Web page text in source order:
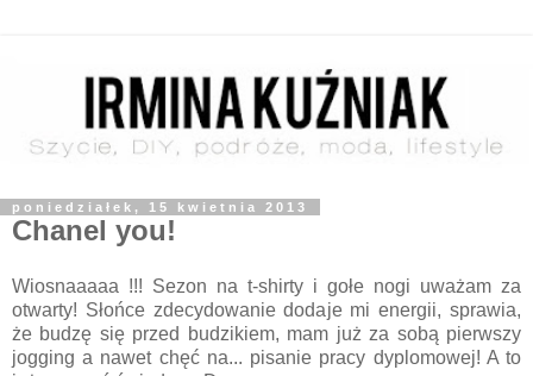
poniedziałek, 15 kwietnia 2013
Chanel you!
Wiosnaaaaa !!! Sezon na t-shirty i gołe nogi uważam za
otwarty! Słońce zdecydowanie dodaje mi energii, sprawia,
że budzę się przed budzikiem, mam już za sobą pierwszy
jogging a nawet chęć na... pisanie pracy dyplomowej! A to